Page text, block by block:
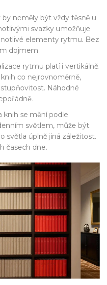
by neměly být vždy těsně u
svazky umožňuje
elementy rytmu. Bez
dojmem.
rytmu platí i vertikálně.
co nejrovnoměrně,
Náhodné
knih se mění podle
světlem, může být
světla úplně jiná záležitost.
časech dne.